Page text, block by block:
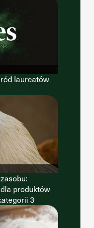
laureatów
produktów
3